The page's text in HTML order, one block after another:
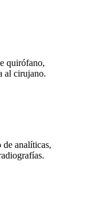
quirófano,
al cirujano.
de analíticas,